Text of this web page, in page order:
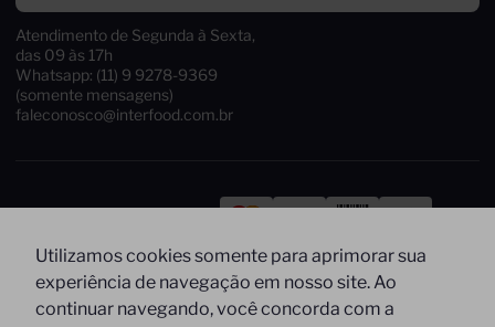
Utilizamos cookies somente para aprimorar sua
experiência de navegação em nosso site. Ao
continuar navegando, você concorda com a
Atendimento de Segunda à Sexta,
das 09 às 17h
Whatsapp: (11) 9 9278-9369
(somente mensagens)
faleconosco@interfood.com.br
Segurança